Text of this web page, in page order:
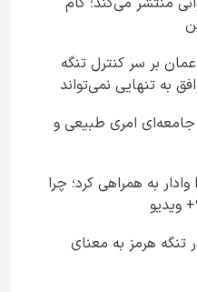
عمان بر سر کنترل تنگه
به تنهایی نمی‌تواند
امری طبیعی و
به همراهی کرد؛ چرا
ویدیو
تنگه هرمز به معنای